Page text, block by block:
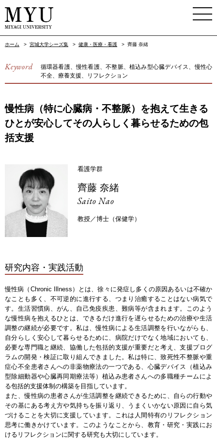
ホーム > 宮城大学シーズ集 > 健康・医療・看護 > 齊藤 奈緒
Keyword
循環器看護、慢性看護、不整脈、植込み型心臓デバイス、慢性心
不全、療養支援、リフレクション
慢性病（特に心臓病・不整脈）を抱えて生きる
ひとが安心してその人らしく暮らせるための包
括支援
看護学群
齊藤 奈緒
Saito Nao
教授／博士（保健学）
研究内容・実践活動
慢性病（Chronic Illness）とは、徐々に発症し多くの原因あるいは不確か
なことも多く、不可逆的に進行する、つまり治癒することはない病気で
す。生活習慣病、がん、自己免疫疾患、難病等が含まれます。このよう
な慢性病を抱えるひとは、できるだけ進行を遅らせるための治療や生活
調整の継続が必要です。私は、慢性病による生活調整を行いながらも、
自分らしく安心して暮らせるために、病院だけでなく地域においても、
必要な専門職と継続、協働した包括的支援が重要だと考え、支援プログ
ラムの開発・検証に取り組んできました。私は特に、致死性不整脈や重
症心不全患者さんへの非薬物療法の一つである、心臓デバイス（植込み
型除細動器や心臓再同期療法等）植込み患者さんへの多職種チームによ
る包括的支援体制の構築を目指しています。
また、慢性病の患者さんが生活調整を継続できるために、自らの行動や
その基にある考え方や気持ちを振り返り、うまくいかない原因に自ら気
づけることを大切に支援しています。これは人間特有のリフレクション
思考に働きかけています。このようなことから、教育・研究・実践にお
けるリフレクションに関する研究も大切にしています。